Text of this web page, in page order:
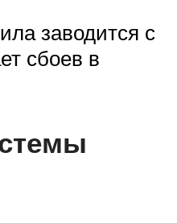
заводится с
сбоев в